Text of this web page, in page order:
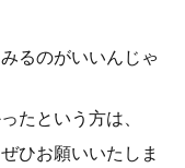
るのがいいんじゃ
たという方は、
ひお願いいたしま